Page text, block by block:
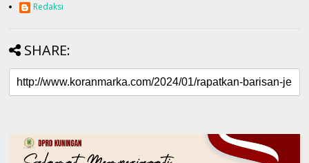
Redaksi
SHARE: